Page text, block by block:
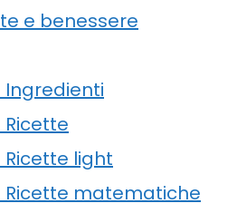
e benessere
Ingredienti
light
Ricette matematiche